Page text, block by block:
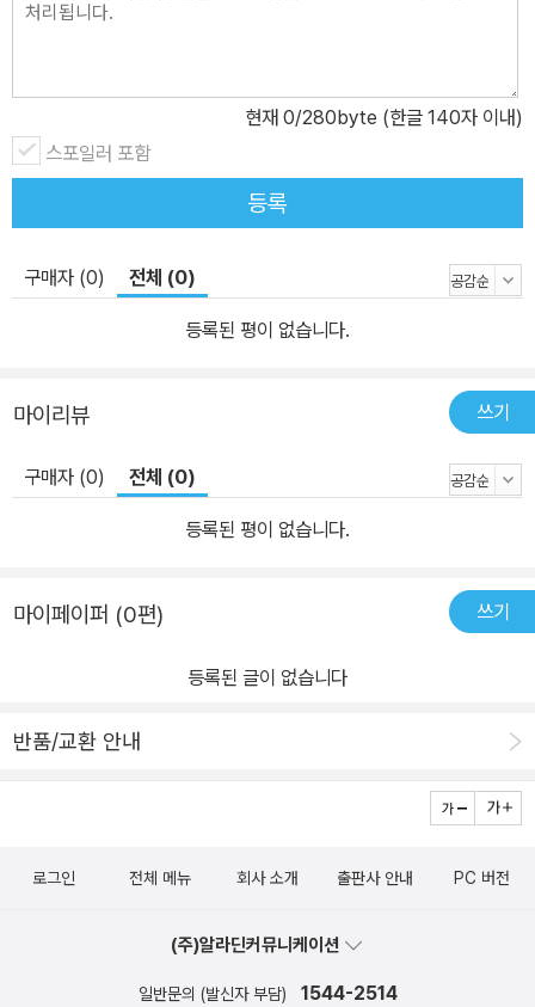
현재 0/280byte (한글 140자 이내)
스포일러 포함
등록
구매자 (0) 전체 (0)
등록된 평이 없습니다.
마이리뷰 쓰기
구매자 (0) 전체 (0)
등록된 평이 없습니다.
마이페이퍼 (0편) 쓰기
등록된 글이 없습니다
반품/교환 안내
로그인 전체 메뉴 회사 소개 출판사 안내 PC 버전
(주)알라딘커뮤니케이션
일반문의 (발신자 부담) 1544-2514